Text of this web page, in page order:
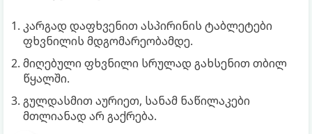
კარგად დაფხვენით ასპირინის ტაბლეტები
ფხვნილის მდგომარეობამდე.
მიღებული ფხვნილი სრულად გახსენით თბილ
წყალში.
გულდასმით აურიეთ, სანამ ნაწილაკები
მთლიანად არ გაქრება.